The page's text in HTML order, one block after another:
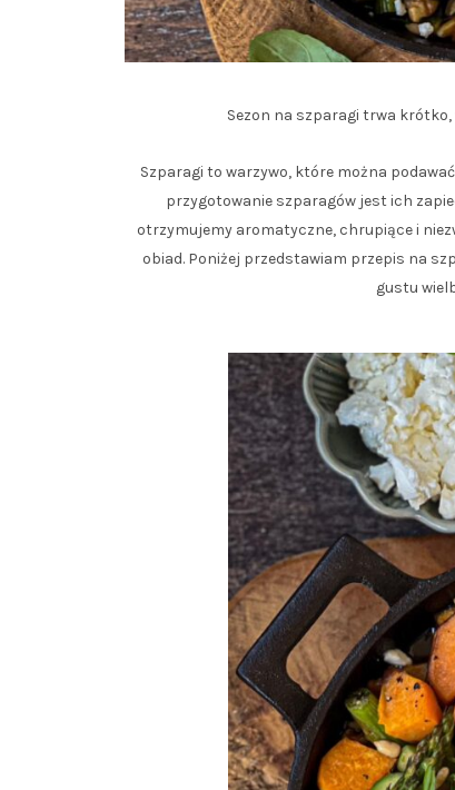
Sezon na szparagi trwa
Szparagi to warzywo, które można
przygotowanie szparagów jest ich
otrzymujemy aromatyczne, chrupiące i
obiad. Poniżej przedstawiam przepis na
gustu